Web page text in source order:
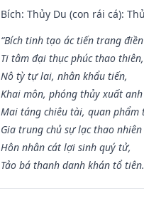
Bích: Thủy Du (con rái cá):
“Bích tinh tạo ác tiến trang điền
Ti tâm đại thục phúc thao thiên,
Nô tỳ tự lai, nhân khẩu tiến,
Khai môn, phóng thủy xuất anh
Mai táng chiêu tài, quan phẩm
Gia trung chủ sự lạc thao nhiên
Hôn nhân cát lợi sinh quý tử,
Tảo bá thanh danh khán tổ